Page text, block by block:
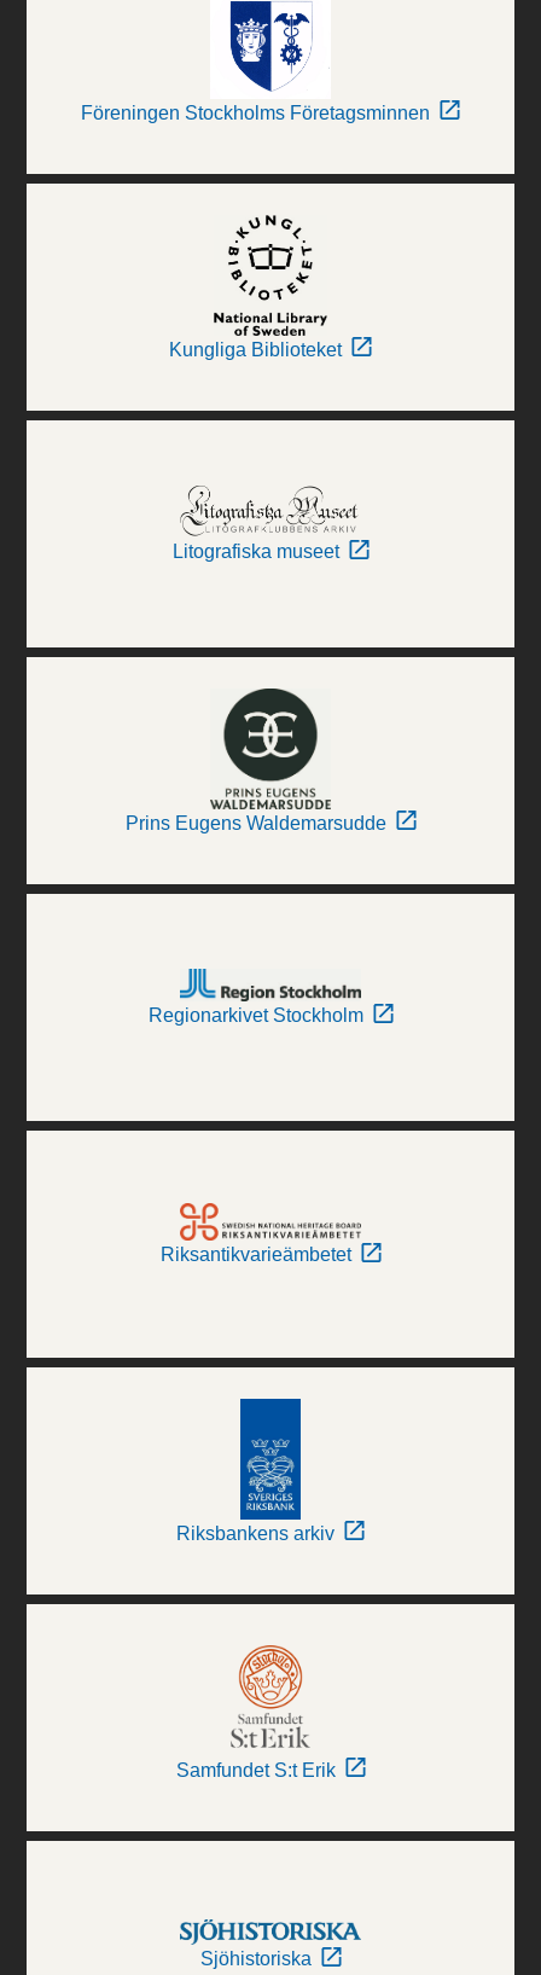
Föreningen Stockholms Företagsminnen
Kungliga Biblioteket
Litografiska museet
Prins Eugens Waldemarsudde
Regionarkivet Stockholm
Riksantikvarieämbetet
Riksbankens arkiv
Samfundet S:t Erik
Sjöhistoriska